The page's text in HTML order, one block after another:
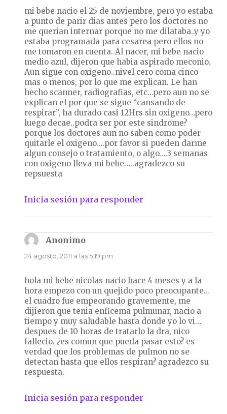
mi bebe nacio el 25 de noviembre, pero yo estaba
a punto de parir dias antes pero los doctores no
me querian internar porque no me dilataba..y yo
estaba programada para cesarea pero ellos no
me tomaron en cuenta. Al nacer, mi bebe nacio
medio azul, dijeron que habia aspirado meconio.
Aun sigue con oxigeno..nivel cero coma cinco
mas o menos, por lo que me explican. Le han
hecho scanner, radiografias, etc…pero aun no se
explican el por que se sigue “cansando de
respirar”, ha durado casi 12Hrs sin oxigeno…pero
luego decae..podra ser por este sindrome?
porque los doctores aun no saben como poder
quitarle el oxigeno….por favor si pueden darme
algun consejo o tratamiento, o algo….3 semanas
con oxigeno lleva mi bebe…..agradezco su
repsuesta
Inicia sesión para responder
Anonimodice:
24 agosto, 2011 a las 5:19 pm
hola mi bebe nicolas nacio hace 4 meses y a la
hora empezo con un quejido poco preocupante…
el cuadro fue empeorando gravemente, me
dijieron que tenia enficema pulmunar, nacio a
tiempo y muy saludable hasta donde yo lo vi…
despues de 10 horas de tratarlo la dra, nico
fallecio. ¿es comun que pueda pasar esto? es
verdad que los problemas de pulmon no se
detectan hasta que ellos respiran? agradezco su
respuesta.
Inicia sesión para responder